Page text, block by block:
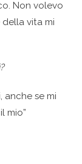
Non volevo
vita mi
anche se mi
mio”